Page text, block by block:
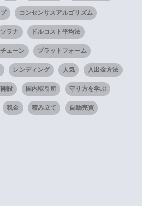
コンセンサスアルゴリズム
ソラナ ドルコスト平均法
ェーン プラットフォーム
レンディング 人気 入出金方法
設 国内取引所 守り方を学ぶ
税金 積み立て 自動売買